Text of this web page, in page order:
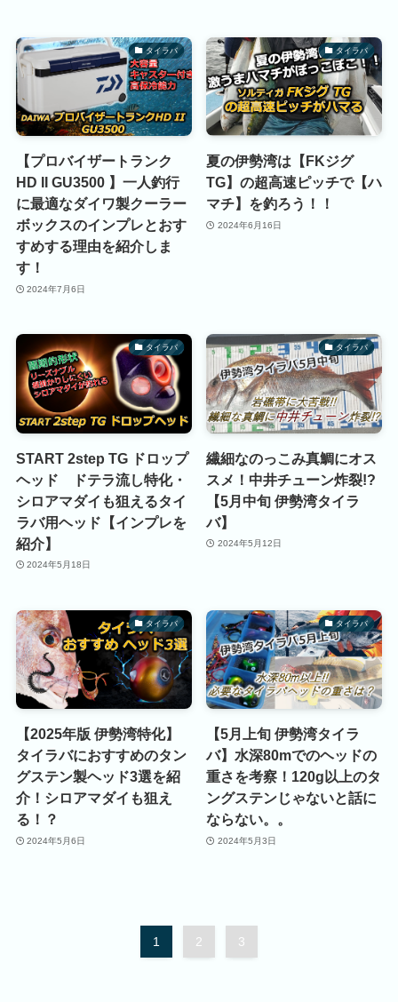
タイラバ
【プロバイザートランク
HD II GU3500 】一人釣行
に最適なダイワ製クーラー
ボックスのインプレとおす
すめする理由を紹介しま
す！
2024年7月6日
タイラバ
夏の伊勢湾は【FKジグ
TG】の超高速ピッチで【ハ
マチ】を釣ろう！！
2024年6月16日
タイラバ
START 2step TG ドロップ
ヘッド ドテラ流し特化・
シロアマダイも狙えるタイ
ラバ用ヘッド【インプレを
紹介】
2024年5月18日
タイラバ
繊細なのっこみ真鯛にオス
スメ！中井チューン炸裂!?
【5月中旬 伊勢湾タイラ
バ】
2024年5月12日
タイラバ
【2025年版 伊勢湾特化】
タイラバにおすすめのタン
グステン製ヘッド3選を紹
介！シロアマダイも狙え
る！？
2024年5月6日
タイラバ
【5月上旬 伊勢湾タイラ
バ】水深80mでのヘッドの
重さを考察！120g以上のタ
ングステンじゃないと話に
ならない。。
2024年5月3日
1 2 3